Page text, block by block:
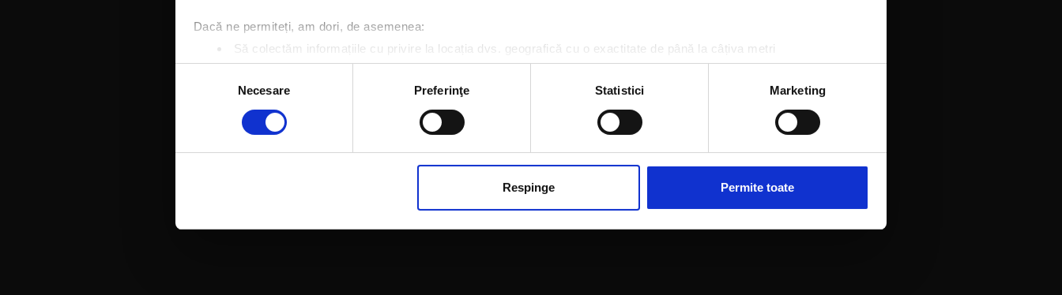
Dacă ne permiteți, am dori, de asemenea:
Să colectăm informațiile cu privire la locația dvs. geografică cu o exactitate de până la câțiva metri
Să vă identificăm dispozitivul scanândul-l în mod activ după caracteristici specifice (amprentare)
Găsiți mai multe informații despre procesarea datelor dvs. personale și configurați-vă preferințele la
secțiunea cu detalii
Vă puteți modifica sau retrage oricând acordul din Declarația despre modulele cookie.
traficul. De asemenea, le oferim partenerilor de rețele sociale, de publicitate și de analize informații cu privire la modul în
care folosiți site-ul nostru. Aceștia le pot combina cu alte informații oferite de dvs. sau culese în urma folosirii serviciilor
consimțământului
Necesare Preferinţe Statistici Marketing
Respinge Permite toate